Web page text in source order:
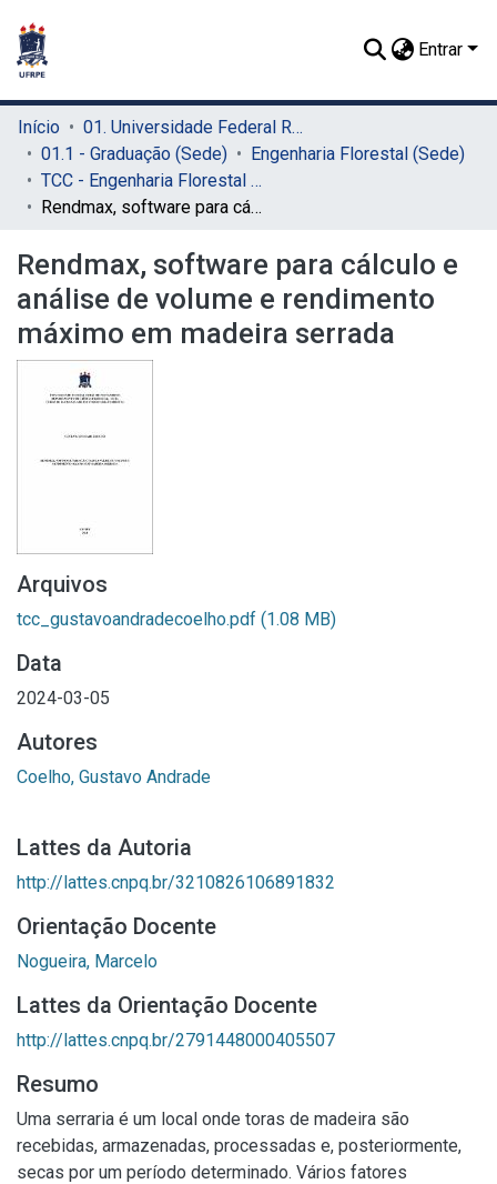
Entrar
Início
01. Universidade Federal Rural de Pernambuco - UFRPE (Sede)
01.1 - Graduação (Sede)
Engenharia Florestal (Sede)
TCC - Engenharia Florestal (Sede)
Rendmax, software para cálculo e análise de volume e rendimento máximo em madeira serrada
Rendmax, software para cálculo e
análise de volume e rendimento
máximo em madeira serrada
Arquivos
tcc_gustavoandradecoelho.pdf (1.08 MB)
Data
2024-03-05
Autores
Coelho, Gustavo Andrade
Lattes da Autoria
http://lattes.cnpq.br/3210826106891832
Orientação Docente
Nogueira, Marcelo
Lattes da Orientação Docente
http://lattes.cnpq.br/2791448000405507
Resumo
Uma serraria é um local onde toras de madeira são
recebidas, armazenadas, processadas e, posteriormente,
secas por um período determinado. Vários fatores